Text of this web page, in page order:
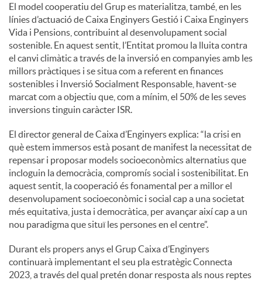
El model cooperatiu del Grup es materialitza, també, en les
línies d’actuació de Caixa Enginyers Gestió i Caixa Enginyers
Vida i Pensions, contribuint al desenvolupament social
sostenible. En aquest sentit, l’Entitat promou la lluita contra
el canvi climàtic a través de la inversió en companyies amb les
millors pràctiques i se situa com a referent en finances
sostenibles i Inversió Socialment Responsable, havent-se
marcat com a objectiu que, com a mínim, el 50% de les seves
inversions tinguin caràcter ISR.
El director general de Caixa d’Enginyers explica: “la crisi en
què estem immersos està posant de manifest la necessitat de
repensar i proposar models socioeconòmics alternatius que
incloguin la democràcia, compromís social i sostenibilitat. En
aquest sentit, la cooperació és fonamental per a millor el
desenvolupament socioeconòmic i social cap a una societat
més equitativa, justa i democràtica, per avançar així cap a un
nou paradigma que situï les persones en el centre”.
Durant els propers anys el Grup Caixa d’Enginyers
continuarà implementant el seu pla estratègic Connecta
2023, a través del qual pretén donar resposta als nous reptes